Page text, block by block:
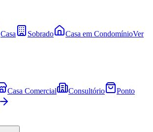
Casa Sobrado Casa em CondomínioVer
Casa Comercial Consultório
Ponto